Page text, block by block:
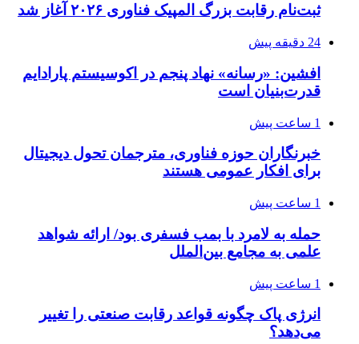
ثبت‌نام رقابت بزرگ المپیک فناوری ۲۰۲۶ آغاز شد
24 دقیقه پیش
افشین: «رسانه» نهاد پنجم در اکوسیستم پارادایم
قدرت‌بنیان است
1 ساعت پیش
خبرنگاران حوزه فناوری، مترجمان تحول دیجیتال
برای افکار عمومی هستند
1 ساعت پیش
حمله به لامرد با بمب فسفری بود/ ارائه شواهد
علمی به مجامع بین‌الملل
1 ساعت پیش
انرژی پاک چگونه قواعد رقابت صنعتی را تغییر
می‌دهد؟